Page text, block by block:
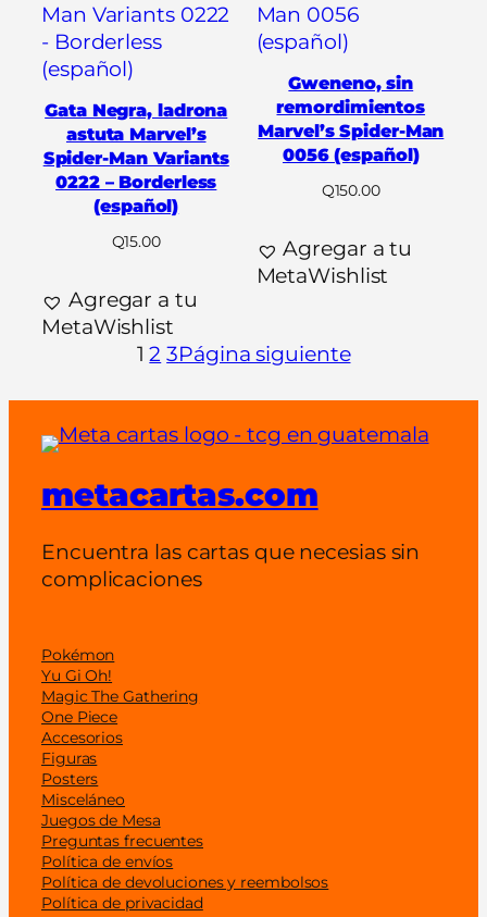
Gata Negra, ladrona
astuta Marvel’s
Spider-Man Variants
0222 – Borderless
(español)
Q15.00
Agregar a tu
MetaWishlist
Gweneno, sin
remordimientos
Marvel’s Spider-Man
0056 (español)
Q150.00
Agregar a tu
MetaWishlist
1 2 3Página siguiente
metacartas.com
Encuentra las cartas que necesias sin
complicaciones
Pokémon
Yu Gi Oh!
Magic The Gathering
One Piece
Accesorios
Figuras
Posters
Misceláneo
Juegos de Mesa
Preguntas frecuentes
Política de envíos
Política de devoluciones y reembolsos
Política de privacidad